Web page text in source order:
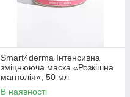
Smart4derma Інтенсивна
зміцнююча маска «Розкішна
магнолія», 50 мл
В наявності